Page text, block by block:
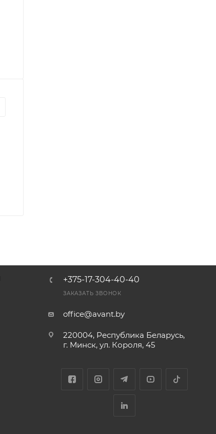
+375-17-304-40-40
ЗАКАЗАТЬ ЗВОНОК
office@avant.by
220004, Республика Беларусь,
г. Минск, ул. Короля, 45